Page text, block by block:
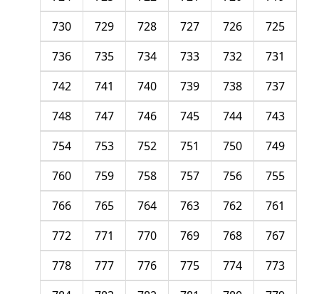
725
726
727
728
729
730
731
732
733
734
735
736
737
738
739
740
741
742
743
744
745
746
747
748
749
750
751
752
753
754
755
756
757
758
759
760
761
762
763
764
765
766
767
768
769
770
771
772
773
774
775
776
777
778